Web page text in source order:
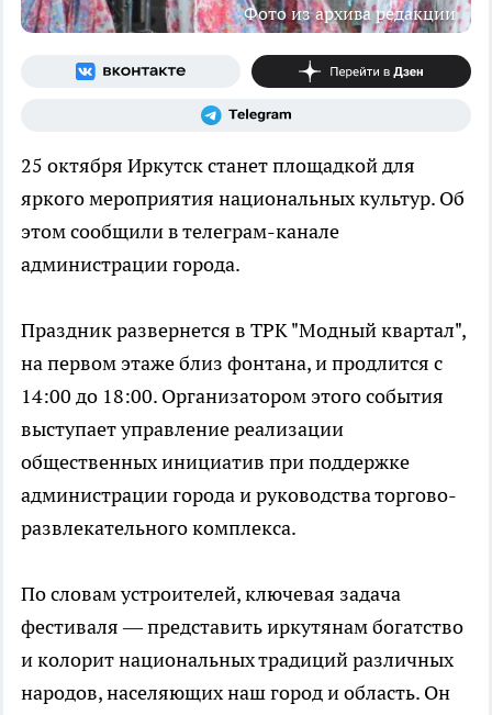
Фото из архива редакции
25 октября Иркутск станет площадкой для
яркого мероприятия национальных культур. Об
этом сообщили в телеграм-канале
администрации города.
Праздник развернется в ТРК "Модный квартал",
на первом этаже близ фонтана, и продлится с
14:00 до 18:00. Организатором этого события
выступает управление реализации
общественных инициатив при поддержке
администрации города и руководства торгово-
развлекательного комплекса.
По словам устроителей, ключевая задача
фестиваля — представить иркутянам богатство
и колорит национальных традиций различных
народов, населяющих наш город и область. Он